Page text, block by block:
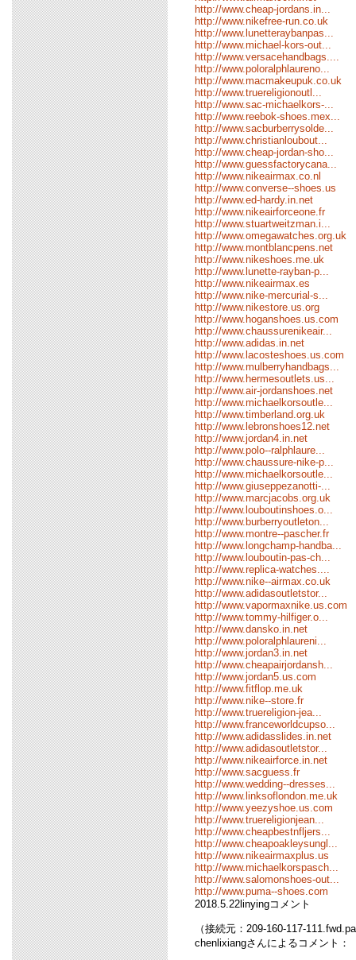
http://www.cheap-jordans.in...
http://www.nikefree-run.co.uk
http://www.lunetteraybanpas...
http://www.michael-kors-out...
http://www.versacehandbags....
http://www.poloralphlaureno...
http://www.macmakeupuk.co.uk
http://www.truereligionoutl...
http://www.sac-michaelkors-...
http://www.reebok-shoes.mex...
http://www.sacburberrysolde...
http://www.christianloubout...
http://www.cheap-jordan-sho...
http://www.guessfactorycana...
http://www.nikeairmax.co.nl
http://www.converse--shoes.us
http://www.ed-hardy.in.net
http://www.nikeairforceone.fr
http://www.stuartweitzman.i...
http://www.omegawatches.org.uk
http://www.montblancpens.net
http://www.nikeshoes.me.uk
http://www.lunette-rayban-p...
http://www.nikeairmax.es
http://www.nike-mercurial-s...
http://www.nikestore.us.org
http://www.hoganshoes.us.com
http://www.chaussurenikeair...
http://www.adidas.in.net
http://www.lacosteshoes.us.com
http://www.mulberryhandbags...
http://www.hermesoutlets.us...
http://www.air-jordanshoes.net
http://www.michaelkorsoutle...
http://www.timberland.org.uk
http://www.lebronshoes12.net
http://www.jordan4.in.net
http://www.polo--ralphlaure...
http://www.chaussure-nike-p...
http://www.michaelkorsoutle...
http://www.giuseppezanotti-...
http://www.marcjacobs.org.uk
http://www.louboutinshoes.o...
http://www.burberryoutleton...
http://www.montre--pascher.fr
http://www.longchamp-handba...
http://www.louboutin-pas-ch...
http://www.replica-watches....
http://www.nike--airmax.co.uk
http://www.adidasoutletstor...
http://www.vapormaxnike.us.com
http://www.tommy-hilfiger.o...
http://www.dansko.in.net
http://www.poloralphlaureni...
http://www.jordan3.in.net
http://www.cheapairjordansh...
http://www.jordan5.us.com
http://www.fitflop.me.uk
http://www.nike--store.fr
http://www.truereligion-jea...
http://www.franceworldcupso...
http://www.adidasslides.in.net
http://www.adidasoutletstor...
http://www.nikeairforce.in.net
http://www.sacguess.fr
http://www.wedding--dresses...
http://www.linksoflondon.me.uk
http://www.yeezyshoe.us.com
http://www.truereligionjean...
http://www.cheapbestnfljers...
http://www.cheapoakleysungl...
http://www.nikeairmaxplus.us
http://www.michaelkorspasch...
http://www.salomonshoes-out...
http://www.puma--shoes.com
2018.5.22linyingコメント
（接続元：209-160-117-
chenlixiangさんによるコメント：